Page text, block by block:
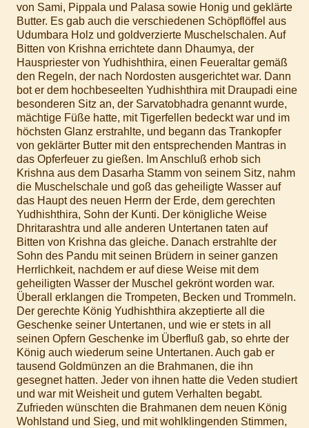
von Sami, Pippala und Palasa sowie Honig und geklärte
Butter. Es gab auch die verschiedenen Schöpflöffel aus
Udumbara Holz und goldverzierte Muschelschalen. Auf
Bitten von Krishna errichtete dann Dhaumya, der
Hauspriester von Yudhishthira, einen Feueraltar gemäß
den Regeln, der nach Nordosten ausgerichtet war. Dann
bot er dem hochbeseelten Yudhishthira mit Draupadi eine
besonderen Sitz an, der Sarvatobhadra genannt wurde,
mächtige Füße hatte, mit Tigerfellen bedeckt war und im
höchsten Glanz erstrahlte, und begann das Trankopfer
von geklärter Butter mit den entsprechenden Mantras in
das Opferfeuer zu gießen. Im Anschluß erhob sich
Krishna aus dem Dasarha Stamm von seinem Sitz, nahm
die Muschelschale und goß das geheiligte Wasser auf
das Haupt des neuen Herrn der Erde, dem gerechten
Yudhishthira, Sohn der Kunti. Der königliche Weise
Dhritarashtra und alle anderen Untertanen taten auf
Bitten von Krishna das gleiche. Danach erstrahlte der
Sohn des Pandu mit seinen Brüdern in seiner ganzen
Herrlichkeit, nachdem er auf diese Weise mit dem
geheiligten Wasser der Muschel gekrönt worden war.
Überall erklangen die Trompeten, Becken und Trommeln.
Der gerechte König Yudhishthira akzeptierte all die
Geschenke seiner Untertanen, und wie er stets in all
seinen Opfern Geschenke im Überfluß gab, so ehrte der
König auch wiederum seine Untertanen. Auch gab er
tausend Goldmünzen an die Brahmanen, die ihn
gesegnet hatten. Jeder von ihnen hatte die Veden studiert
und war mit Weisheit und gutem Verhalten begabt.
Zufrieden wünschten die Brahmanen dem neuen König
Wohlstand und Sieg, und mit wohlklingenden Stimmen,